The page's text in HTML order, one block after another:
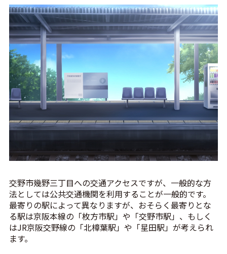
交野市幾野三丁目への交通アクセスですが、一般的な方
法としては公共交通機関を利用することが一般的です。
最寄りの駅によって異なりますが、おそらく最寄りとな
る駅は京阪本線の「枚方市駅」や「交野市駅」、もしく
はJR京阪交野線の「北樟葉駅」や「星田駅」が考えられ
ます。